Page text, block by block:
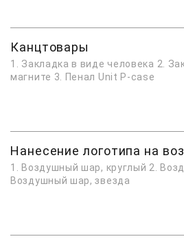
Канцтовары
1. Закладка в виде человека 2.
магните 3. Пенал Unit P-case
Нанесение логотипа на
1. Воздушный шар, круглый 2.
Воздушный шар, звезда